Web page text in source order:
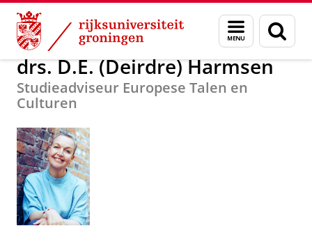
Skip
Content
Skip
Navigation
Menu
en
zoeken
Over ons drs. D.E. (Deirdre) Harmsen
drs. D.E. (Deirdre) Harmsen
Studieadviseur Europese Talen en
Culturen